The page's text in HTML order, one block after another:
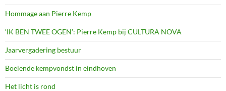
Hommage aan Pierre Kemp
‘IK BEN TWEE OGEN’: Pierre Kemp bij CULTURA NOVA
Jaarvergadering bestuur
Boeiende kempvondst in eindhoven
Het licht is rond